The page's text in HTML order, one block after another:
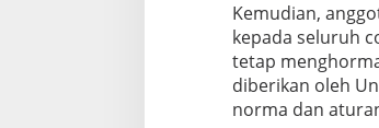
Kemudian,
kepada seluruh
tetap
diberikan oleh
norma dan